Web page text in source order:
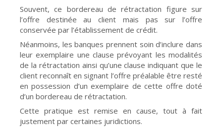
Souvent, ce bordereau de rétractation figure sur
l’offre destinée au client mais pas sur l’offre
conservée par l’établissement de crédit.
Néanmoins, les banques prennent soin d’inclure dans
leur exemplaire une clause prévoyant les modalités
de la rétractation ainsi qu’une clause indiquant que le
client reconnaît en signant l’offre préalable être resté
en possession d’un exemplaire de cette offre doté
d’un bordereau de rétractation.
Cette pratique est remise en cause, tout à fait
justement par certaines juridictions.